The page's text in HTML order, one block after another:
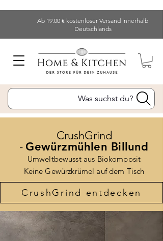
Ab 19.00 € kostenloser Versand innerhalb
Deutschlands
Was suchst du?
CrushGrind
- Gewürzmühlen Billund
Umweltbewusst aus Biokomposit
Keine Gewürzkrümel auf dem Tisch
CrushGrind entdecken